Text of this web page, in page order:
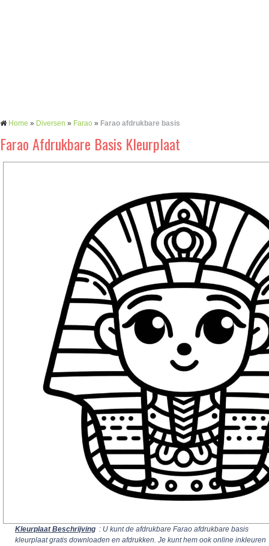
Home » Diversen » Farao » Farao afdrukbare basis
Farao Afdrukbare Basis Kleurplaat
Kleurplaat Beschrijving : U kunt de afdrukbare Farao afdrukbare basis
kleurplaat gratis downloaden en afdrukken. Je kunt hem ook online inkleuren